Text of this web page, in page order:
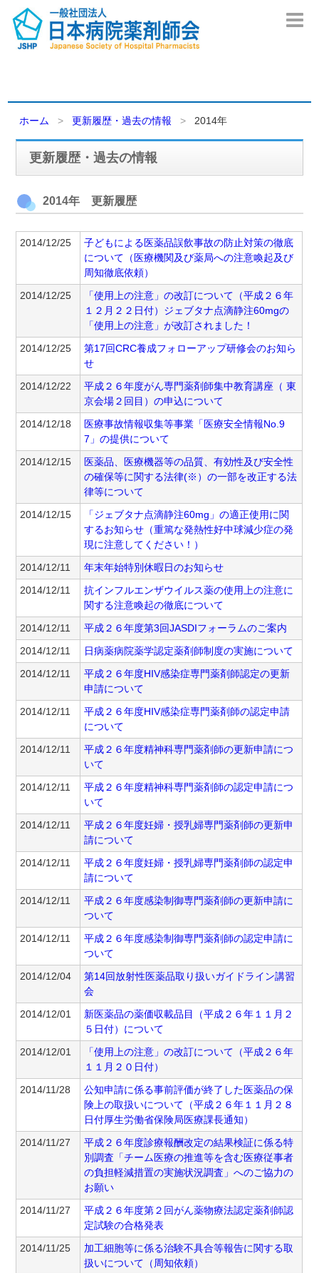
ホーム 更新履歴・過去の情報 2014年
更新履歴・過去の情報
2014年 更新履歴
2014/12/25
子どもによる医薬品誤飲事故の防止対策の徹底
について（医療機関及び薬局への注意喚起及び
周知徹底依頼）
2014/12/25
「使用上の注意」の改訂について（平成２６年
１２月２２日付）ジェブタナ点滴静注60mgの
「使用上の注意」が改訂されました！
2014/12/25
第17回CRC養成フォローアップ研修会のお知ら
せ
2014/12/22
平成２６年度がん専門薬剤師集中教育講座（ 東
京会場２回目）の申込について
2014/12/18
医療事故情報収集等事業「医療安全情報No.9
7」の提供について
2014/12/15
医薬品、医療機器等の品質、有効性及び安全性
の確保等に関する法律(※）の一部を改正する法
律等について
2014/12/15
「ジェブタナ点滴静注60mg」の適正使用に関
するお知らせ（重篤な発熱性好中球減少症の発
現に注意してください！）
2014/12/11
年末年始特別休暇日のお知らせ
2014/12/11
抗インフルエンザウイルス薬の使用上の注意に
関する注意喚起の徹底について
2014/12/11
平成２６年度第3回JASDIフォーラムのご案内
2014/12/11
日病薬病院薬学認定薬剤師制度の実施について
2014/12/11
平成２６年度HIV感染症専門薬剤師認定の更新
申請について
2014/12/11
平成２６年度HIV感染症専門薬剤師の認定申請
について
2014/12/11
平成２６年度精神科専門薬剤師の更新申請につ
いて
2014/12/11
平成２６年度精神科専門薬剤師の認定申請につ
いて
2014/12/11
平成２６年度妊婦・授乳婦専門薬剤師の更新申
請について
2014/12/11
平成２６年度妊婦・授乳婦専門薬剤師の認定申
請について
2014/12/11
平成２６年度感染制御専門薬剤師の更新申請に
ついて
2014/12/11
平成２６年度感染制御専門薬剤師の認定申請に
ついて
2014/12/04
第14回放射性医薬品取り扱いガイドライン講習
会
2014/12/01
新医薬品の薬価収載品目（平成２６年１１月２
５日付）について
2014/12/01
「使用上の注意」の改訂について（平成２６年
１１月２０日付）
2014/11/28
公知申請に係る事前評価が終了した医薬品の保
険上の取扱いについて（平成２６年１１月２８
日付厚生労働省保険局医療課長通知）
2014/11/27
平成２６年度診療報酬改定の結果検証に係る特
別調査「チーム医療の推進等を含む医療従事者
の負担軽減措置の実施状況調査」へのご協力の
お願い
2014/11/27
平成２６年度第２回がん薬物療法認定薬剤師認
定試験の合格発表
2014/11/25
加工細胞等に係る治験不具合等報告に関する取
扱いについて（周知依頼）